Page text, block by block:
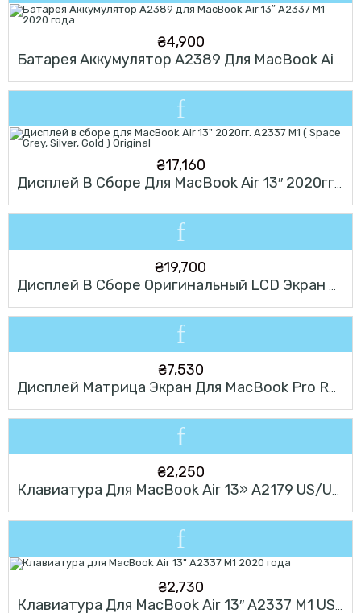
₴4,900
Батарея Аккумулятор A2389 Для MacBook Air 13″ A2337 M1 2020 Года
₴17,160
Дисплей В Сборе Для MacBook Air 13″ 2020гг. A2337 M1 ( Space Grey, Silver, Gold ) Original
₴19,700
Дисплей В Сборе Оригинальный LCD Экран Для MacBook Pro 15» A1707 2016-2017 Года
SOLD OUT
₴7,530
Дисплей Матрица Экран Для MacBook Pro Retina 15» A1398 2012-2014 Года
₴2,250
Клавиатура Для MacBook Air 13» A2179 US/UK 2020 Года
₴2,730
Клавиатура Для MacBook Air 13″ A2337 M1 US/UK 2020 Года